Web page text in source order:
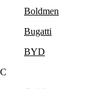
Boldmen
Bugatti
BYD
C